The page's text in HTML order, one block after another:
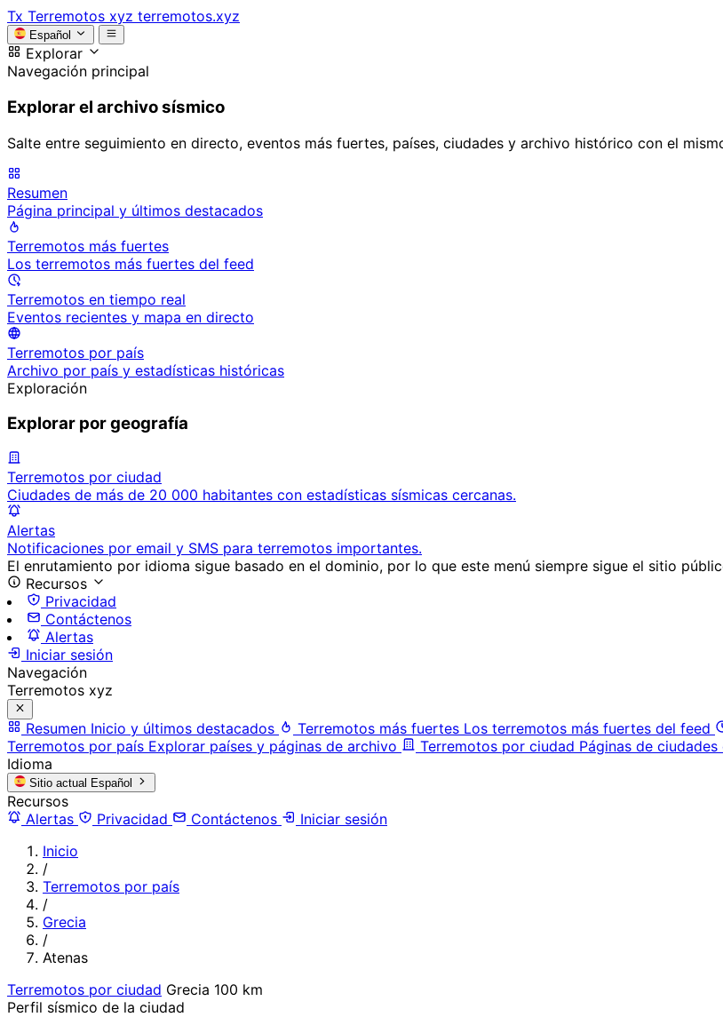
Tx Terremotos xyz terremotos.xyz
Español
Explorar
Navegación principal
Explorar el archivo sísmico
Salte entre seguimiento en directo, eventos más fuertes, países, ciudades y archivo histórico con el
Resumen
Página principal y últimos destacados
Terremotos más fuertes
Los terremotos más fuertes del feed
Terremotos en tiempo real
Eventos recientes y mapa en directo
Terremotos por país
Archivo por país y estadísticas históricas
Exploración
Explorar por geografía
Terremotos por ciudad
Ciudades de más de 20 000 habitantes con estadísticas sísmicas cercanas.
Alertas
Notificaciones por email y SMS para terremotos importantes.
El enrutamiento por idioma sigue basado en el dominio, por lo que este menú siempre sigue el sitio
Recursos
Privacidad
Contáctenos
Alertas
Iniciar sesión
Navegación
Terremotos xyz
Resumen Inicio y últimos destacados Terremotos más fuertes Los terremotos más fuertes del feed
Terremotos por país Explorar países y páginas de archivo Terremotos por ciudad Páginas de
Idioma
Sitio actual Español
Recursos
Alertas
Privacidad Contáctenos
Iniciar sesión
Inicio
/
Terremotos por país
/
Grecia
/
Atenas
Terremotos por ciudad Grecia 100 km
Perfil sísmico de la ciudad